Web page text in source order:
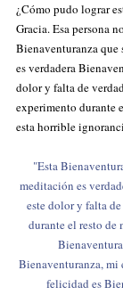
¿Cómo pudo lograr
Gracia. Esa persona
Bienaventuranza
es verdadera
dolor y falta de
experimento durante
esta horrible
"Esta
meditación es
este dolor y falta
durante el resto de
Bienaventuranza, mi
felicidad es